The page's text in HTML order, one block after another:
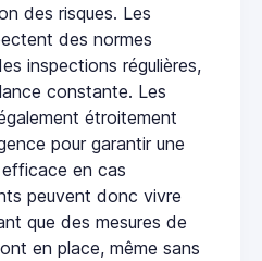
des risques. Les
des normes
inspections régulières,
constante. Les
étroitement
pour garantir une
en cas
peuvent donc vivre
que des mesures de
en place, même sans